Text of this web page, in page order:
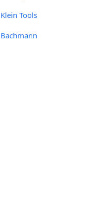
Klein Tools
Bachmann